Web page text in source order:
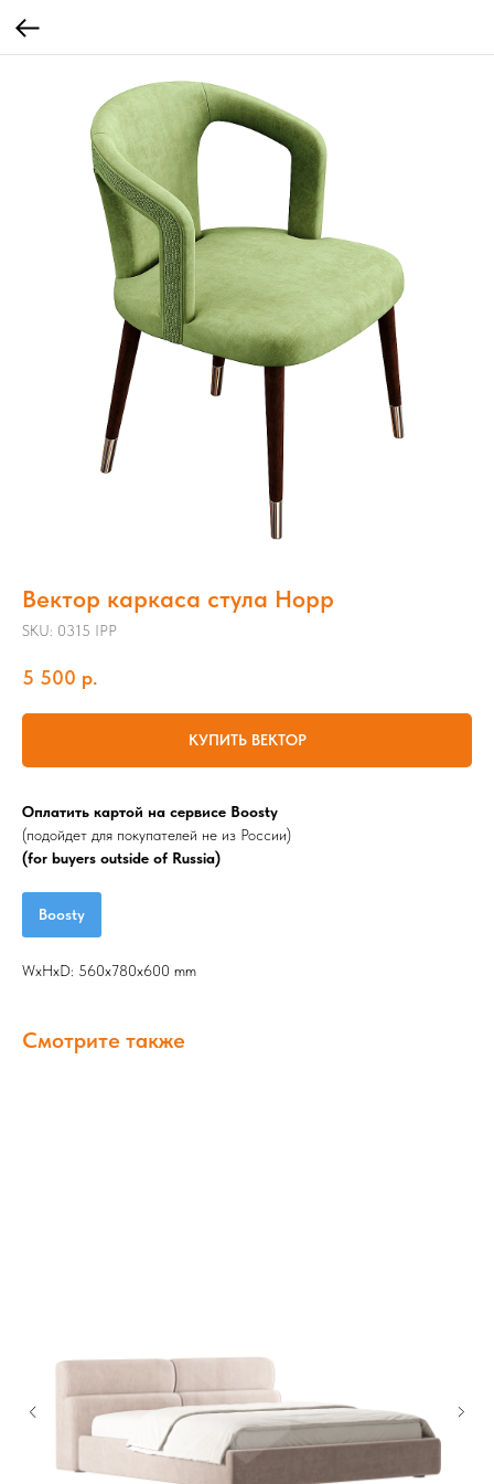
Вектор каркаса стула Hopp
SKU: 0315 IPP
5 500 р.
КУПИТЬ ВЕКТОР
Оплатить картой на сервисе Boosty
(подойдет для покупателей не из России)
(for buyers outside of Russia)
Boosty
WxHxD: 560x780x600 mm
Смотрите также